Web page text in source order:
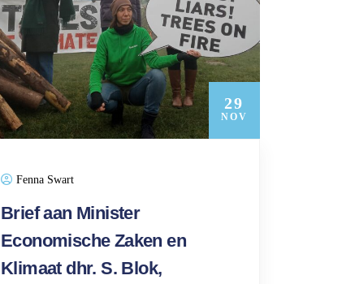
29
NOV
Fenna Swart
Brief aan Minister
Economische Zaken en
Klimaat dhr. S. Blok,